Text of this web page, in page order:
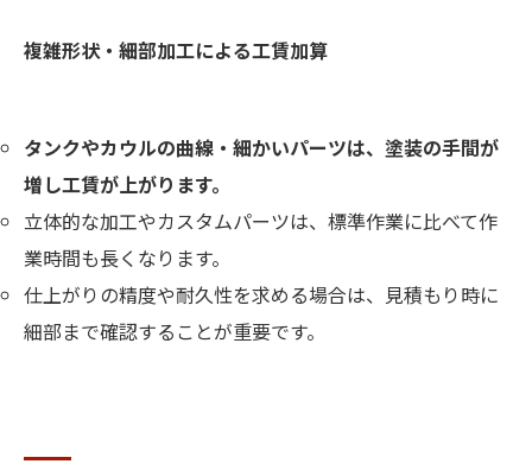
複雑形状・細部加工による工賃加算
タンクやカウルの曲線・細かいパーツは、塗装の手間が
増し工賃が上がります。
立体的な加工やカスタムパーツは、標準作業に比べて作
業時間も長くなります。
仕上がりの精度や耐久性を求める場合は、見積もり時に
細部まで確認することが重要です。